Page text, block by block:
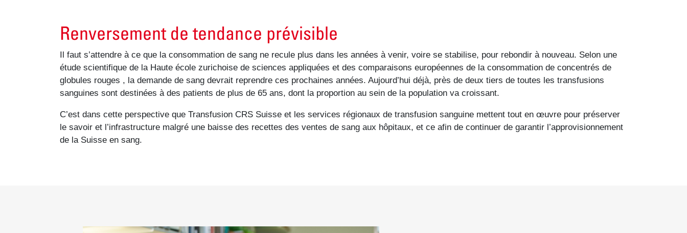
Renversement de tendance prévisible
Il faut s’attendre à ce que la consommation de sang ne recule plus dans les années à venir, voire se stabilise, pour rebondir à nouveau. Selon une
étude scientifique de la Haute école zurichoise de sciences appliquées et des comparaisons européennes de la consommation de concentrés de
globules rouges , la demande de sang devrait reprendre ces prochaines années. Aujourd’hui déjà, près de deux tiers de toutes les transfusions
sanguines sont destinées à des patients de plus de 65 ans, dont la proportion au sein de la population va croissant.
C’est dans cette perspective que Transfusion CRS Suisse et les services régionaux de transfusion sanguine mettent tout en œuvre pour préserver
le savoir et l’infrastructure malgré une baisse des recettes des ventes de sang aux hôpitaux, et ce afin de continuer de garantir l’approvisionnement
de la Suisse en sang.